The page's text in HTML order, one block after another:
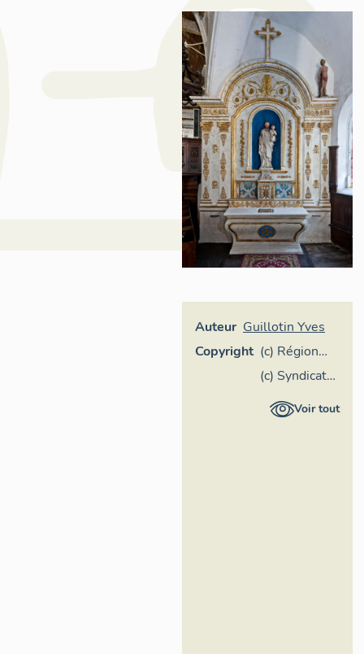
Auteur Guillotin Yves
Copyright (c) Région
Pays de la
Loire -
(c) Syndicat
de Pays de la
Voir tout